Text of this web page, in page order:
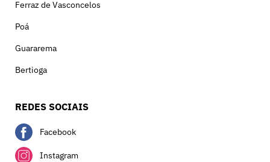
Ferraz de Vasconcelos
Poá
Guararema
Bertioga
REDES SOCIAIS
Facebook
Instagram